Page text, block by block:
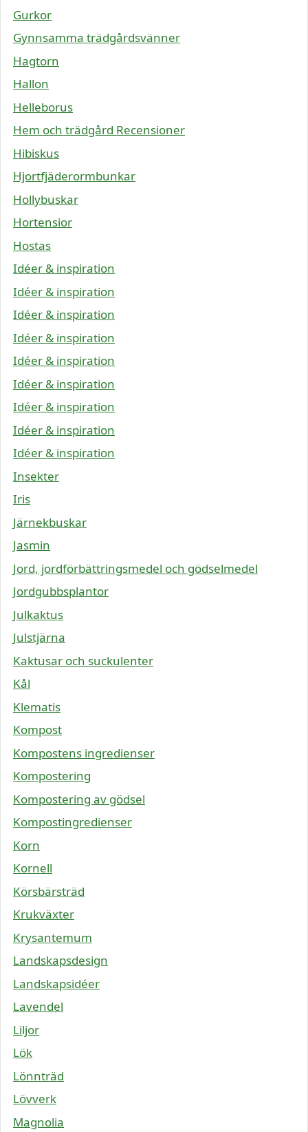
Gurkor
Gynnsamma trädgårdsvänner
Hagtorn
Hallon
Helleborus
Hem och trädgård Recensioner
Hibiskus
Hjortfjäderormbunkar
Hollybuskar
Hortensior
Hostas
Idéer & inspiration
Idéer & inspiration
Idéer & inspiration
Idéer & inspiration
Idéer & inspiration
Idéer & inspiration
Idéer & inspiration
Idéer & inspiration
Idéer & inspiration
Insekter
Iris
Järnekbuskar
Jasmin
Jord, jordförbättringsmedel och gödselmedel
Jordgubbsplantor
Julkaktus
Julstjärna
Kaktusar och suckulenter
Kål
Klematis
Kompost
Kompostens ingredienser
Kompostering
Kompostering av gödsel
Kompostingredienser
Korn
Kornell
Körsbärsträd
Krukväxter
Krysantemum
Landskapsdesign
Landskapsidéer
Lavendel
Liljor
Lök
Lönnträd
Lövverk
Magnolia